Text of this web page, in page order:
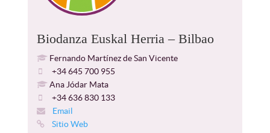
Biodanza Euskal Herria – Bilbao
Fernando Martínez de San Vicente
+34 645 700 955
Ana Jódar Mata
+34 636 830 133
Email
Sitio Web